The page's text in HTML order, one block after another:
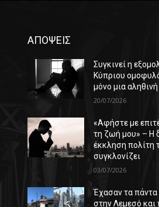
ΑΠΟΨΕΙΣ
Συγκινεί η
Κύπριου
μόνο μια
20/07/2026
«Αφήστε με
τη ζωή μου» – Η
έκκληση πολίτη
συγκλονίζει
03/07/2026
Έχασαν τα
στην Λεμεσό και